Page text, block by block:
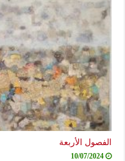
الفصول الأربعة
10/07/2024